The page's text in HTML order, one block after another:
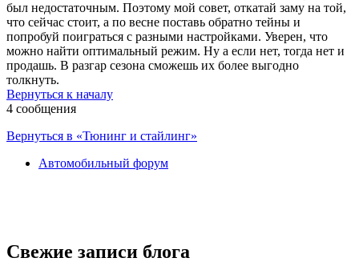
был недостаточным. Поэтому мой совет, откатай заму на той,
что сейчас стоит, а по весне поставь обратно тейны и
попробуй поиграться с разными настройками. Уверен, что
можно найти оптимальный режим. Ну а если нет, тогда нет и
продашь. В разгар сезона сможешь их более выгодно
толкнуть.
Вернуться к началу
4 сообщения
Вернуться в «Тюнинг и стайлинг»
Автомобильный форум
Свежие записи блога